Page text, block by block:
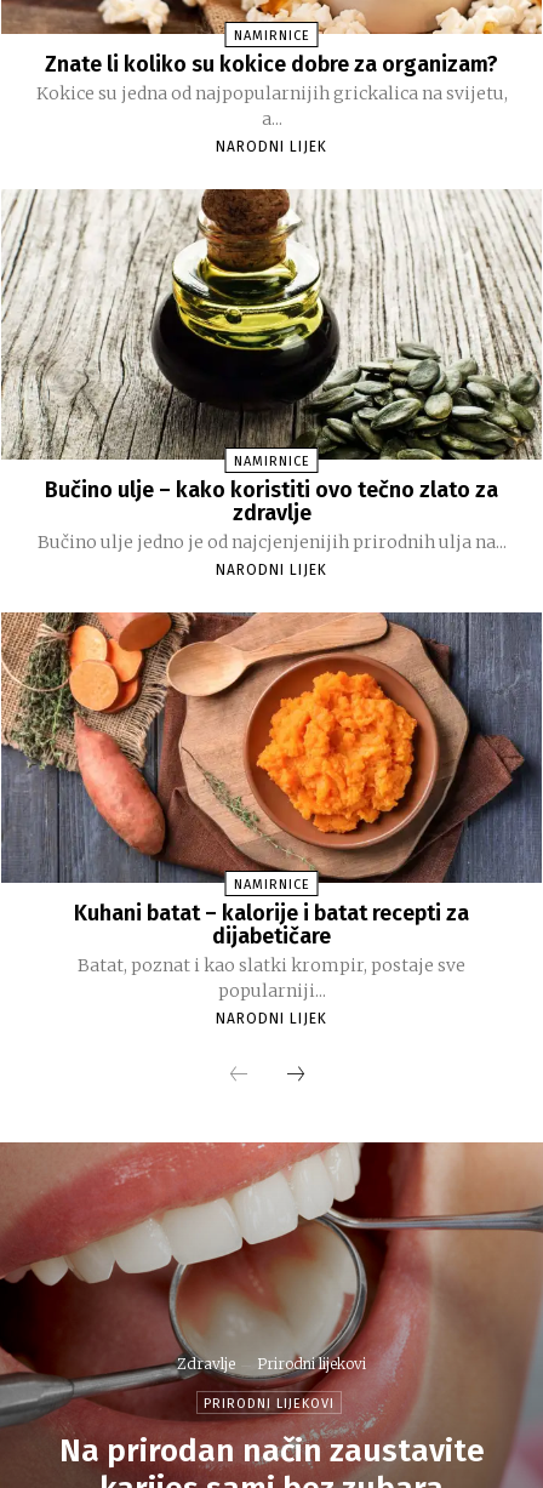
NAMIRNICE
Znate li koliko su kokice dobre za organizam?
Kokice su jedna od najpopularnijih grickalica na svijetu,
a...
NARODNI LIJEK
NAMIRNICE
Bučino ulje – kako koristiti ovo tečno zlato za
zdravlje
Bučino ulje jedno je od najcjenjenijih prirodnih ulja na...
NARODNI LIJEK
NAMIRNICE
Kuhani batat – kalorije i batat recepti za
dijabetičare
Batat, poznat i kao slatki krompir, postaje sve
popularniji...
NARODNI LIJEK